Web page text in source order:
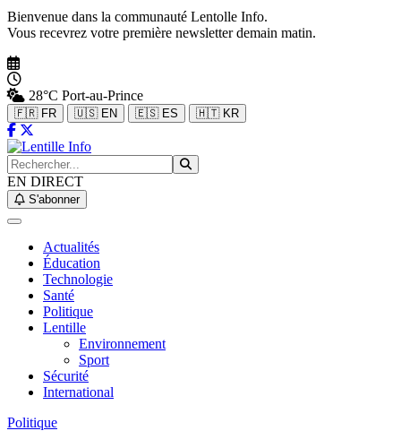
Bienvenue dans la communauté Lentolle Info.
Vous recevrez votre première newsletter demain matin.
28°C Port-au-Prince
🇫🇷 FR 🇺🇸 EN 🇪🇸 ES 🇭🇹 KR
EN DIRECT
S'abonner
Actualités
Éducation
Technologie
Santé
Politique
Lentille
Environnement
Sport
Sécurité
International
Politique